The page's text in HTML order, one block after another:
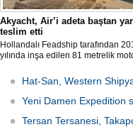
Akyacht, Air’i adeta baştan
teslim etti
Hollandalı Feadship tarafından
yılında inşa edilen 81 metrelik
tersanesindeki büyük refit
sürecini başarıyla sonlandırdı.
Hat-San, Western
Yeni Damen Expedition
Tersan Tersanesi,